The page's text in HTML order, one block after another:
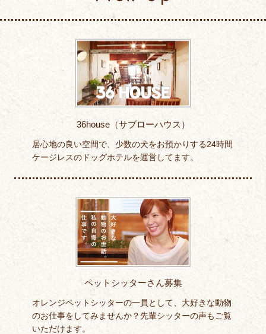
36house（サブローハウス）
居心地の良い空間で、少数の犬をお預かりする24時間
ケージレスのドッグホテルを運営してます。
ペットシッターさん募集
オレンジペットシッターの一員として、大好きな動物
のお仕事をしてみませんか？先輩シッターの声もご覧
いただけます。